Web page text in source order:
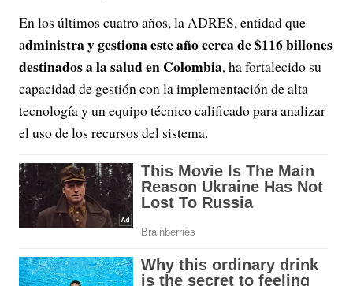
En los últimos cuatro años, la ADRES, entidad que
administra y gestiona este año cerca de $116 billones
destinados a la salud en Colombia, ha fortalecido su
capacidad de gestión con la implementación de alta
tecnología y un equipo técnico calificado para analizar
el uso de los recursos del sistema.